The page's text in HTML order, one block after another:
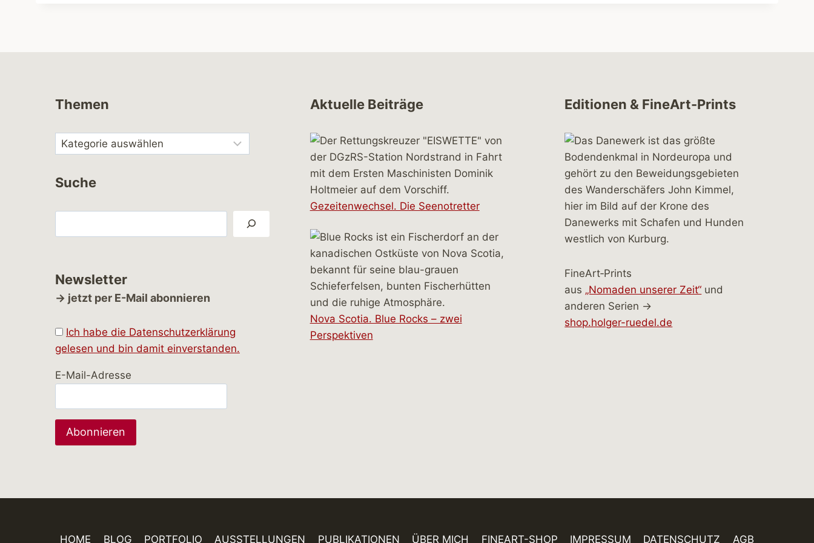
Themen
Suche
Newsletter
→ jetzt per E-Mail abonnieren
Ich habe die Datenschutzerklärung
gelesen und bin damit einverstanden.
E-Mail-Adresse
Aktuelle Beiträge
Gezeitenwechsel. Die Seenotretter
Nova Scotia. Blue Rocks – zwei
Perspektiven
Editionen & FineArt-Prints
FineArt‑Prints
aus „Nomaden unserer Zeit“ und
anderen Serien →
shop.holger-ruedel.de
HOME BLOG PORTFOLIO AUSSTELLUNGEN PUBLIKATIONEN ÜBER MICH FINEART-SHOP IMPRESSUM DATENSCHUTZ AGB